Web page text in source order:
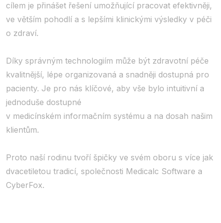
cílem je přinášet řešení umožňující pracovat efektivněji,
ve větším pohodlí a s lepšími klinickými výsledky v péči
o zdraví.
Díky správným technologiím může být zdravotní péče
kvalitnější, lépe organizovaná a snadněji dostupná pro
pacienty. Je pro nás klíčové, aby vše bylo intuitivní a
jednoduše dostupné
v medicínském informačním systému a na dosah našim
klientům.
Proto naší rodinu tvoří špičky ve svém oboru s více jak
dvacetiletou tradicí, společnosti Medicalc Software a
CyberFox.